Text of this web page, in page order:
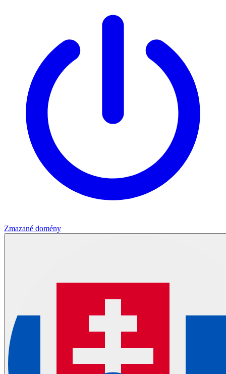
Zmazané domény